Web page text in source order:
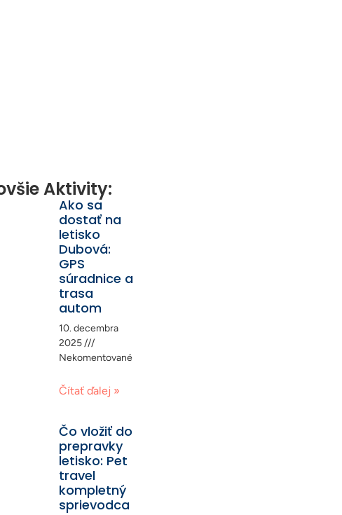
Aktivity:
Ako sa
dostať na
letisko
Dubová:
GPS
súradnice a
trasa
autom
10. decembra
2025
Nekomentované
Čítať ďalej »
Čo vložiť do
prepravky
letisko: Pet
travel
kompletný
sprievodca